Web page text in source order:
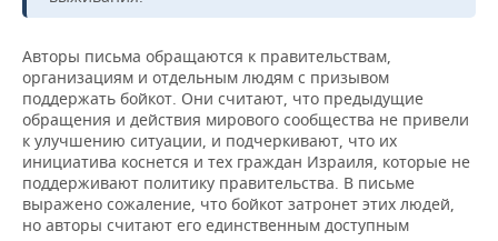
Авторы письма обращаются к правительствам,
организациям и отдельным людям с призывом
поддержать бойкот. Они считают, что предыдущие
обращения и действия мирового сообщества не привели
к улучшению ситуации, и подчеркивают, что их
инициатива коснется и тех граждан Израиля, которые не
поддерживают политику правительства. В письме
выражено сожаление, что бойкот затронет этих людей,
но авторы считают его единственным доступным